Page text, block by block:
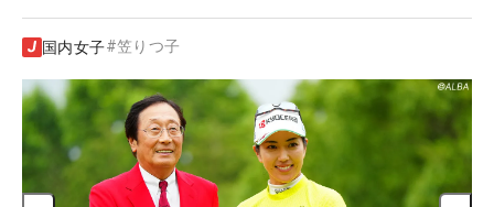
国内女子#笠りつ子